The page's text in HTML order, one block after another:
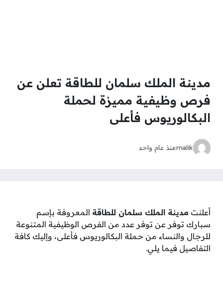
مدينة الملك سلمان للطاقة تعلن عن
فرص وظيفية مميزة لحملة
البكالوريوس فأعلى
malikمنذ عام واحد
أعلنت مدينة الملك سلمان للطاقة المعروفة بإسم
سبارك توفر عن توفر عدد من الفرص الوظيفية المتنوعة
للرجال والنساء من حملة البكالوريوس فأعلى، وإليك كافة
التفاصيل فيما يلي.